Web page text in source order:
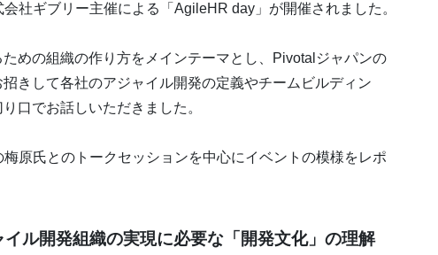
社ギブリー主催による「AgileHR day」が開催されました。
めの組織の作り方をメインテーマとし、Pivotalジャパンの
きして各社のアジャイル開発の定義やチームビルディン
口でお話しいただきました。
原氏とのトークセッションを中心にイベントの模様をレポ
ル開発組織の実現に必要な「開発文化」の理解